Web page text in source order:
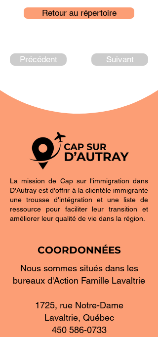
Retour au répertoire
Précédent Suivant
La mission de Cap sur l'immigration dans
D'Autray est d'offrir à la clientèle immigrante
une trousse d'intégration et une liste de
ressource pour faciliter leur transition et
améliorer leur qualité de vie dans la région.
COORDONNÉES
Nous sommes situés dans les
bureaux d'Action Famille Lavaltrie
1725, rue Notre-Dame
Lavaltrie, Québec
450 586-0733